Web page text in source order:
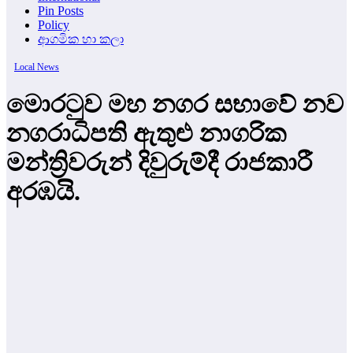
Pin Posts
Policy
ආගමික හා කලා
Local News
මොරටුව මහ නගර සභාවේ නව
නගරාධිපති ඇතුළු නාගරික
මන්ත්‍රිවරුන් දිවුරුම්දී රාජකාරී
අරඹයි.